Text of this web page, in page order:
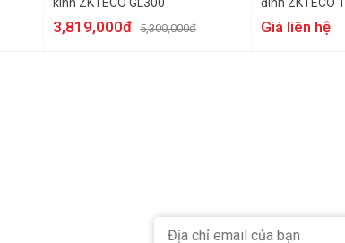
kính ZKTECO GL300
3,819,000đ 5,300,000đ
đình ZKTECO
Giá liên hệ